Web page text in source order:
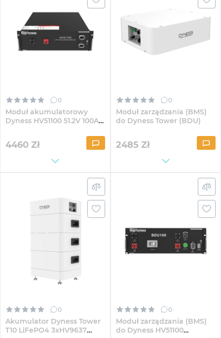
0
Moduł akumulatorowy
Dyness HV51100 51.2V 100Ah
4460 Zł
0
Moduł zarządzania (BMS)
do Dyness Tower (BDU)
2485 Zł
0
Akumulator Dyness Tower
T10 LiFePO4 3xHV9637
0
Moduł zarządzania (BMS)
do Dyness HV51100